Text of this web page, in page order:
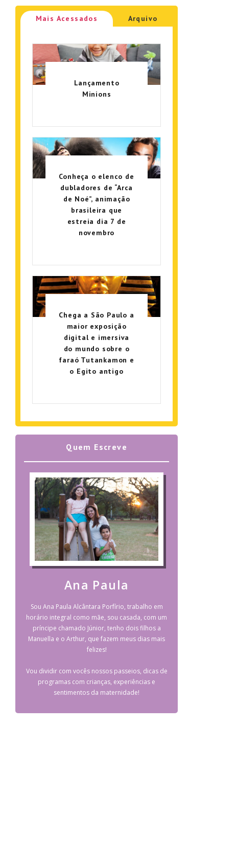
Mais Acessados Arquivo
Lançamento
Minions
Conheça o elenco de
dubladores de “Arca
de Noé”, animação
brasileira que
estreia dia 7 de
novembro
Chega a São Paulo a
maior exposição
digital e imersiva
do mundo sobre o
faraó Tutankamon e
o Egito antigo
Quem Escreve
Ana Paula
Sou Ana Paula Alcântara Porfírio, trabalho em
horário integral como mãe, sou casada, com um
príncipe chamado Júnior, tenho dois filhos a
Manuella e o Arthur, que fazem meus dias mais
felizes!
Vou dividir com vocês nossos passeios, dicas de
programas com crianças, experiências e
sentimentos da maternidade!